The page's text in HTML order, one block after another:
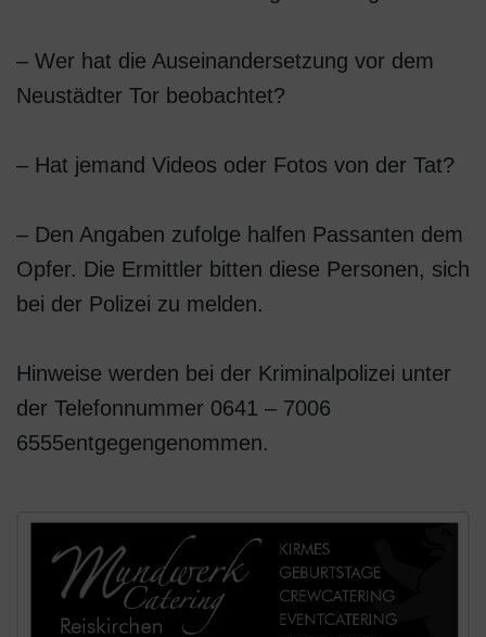
– Wer hat die Auseinandersetzung vor dem
Neustädter Tor beobachtet?
– Hat jemand Videos oder Fotos von der Tat?
– Den Angaben zufolge halfen Passanten dem
Opfer. Die Ermittler bitten diese Personen, sich
bei der Polizei zu melden.
Hinweise werden bei der Kriminalpolizei unter
der Telefonnummer 0641 – 7006
6555entgegengenommen.